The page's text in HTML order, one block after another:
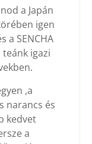
a Japán
igen
a SENCHA
igazi
,a
narancs és
kedvet
a